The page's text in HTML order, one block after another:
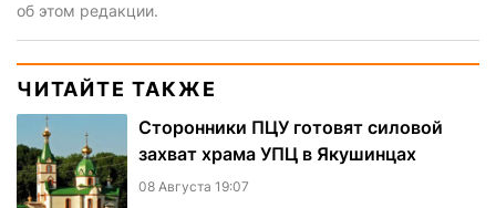
об этом редакции.
ЧИТАЙТЕ ТАКЖЕ
Сторонники ПЦУ готовят силовой
захват храма УПЦ в Якушинцах
08 Августа 19:07